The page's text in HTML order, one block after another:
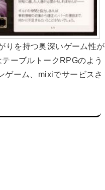
りを持つ奥深いゲーム性が
ーブルトークRPGのよう
ゲーム、mixiでサービスさ